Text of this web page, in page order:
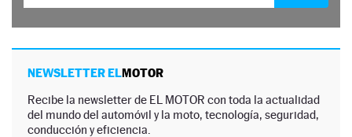
NEWSLETTER ELMOTOR
Recibe la newsletter de EL MOTOR con toda la actualidad
del mundo del automóvil y la moto, tecnología, seguridad,
conducción y eficiencia.